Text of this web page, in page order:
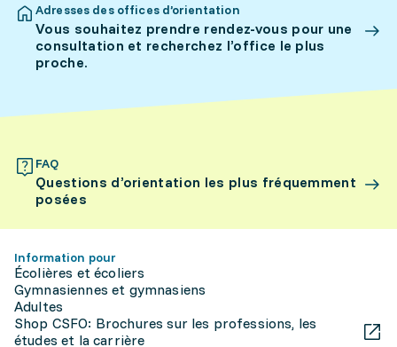
Adresses des offices d’orientation
Vous souhaitez prendre rendez-vous pour une
consultation et recherchez l’office le plus
proche.
FAQ
Questions d’orientation les plus fréquemment
posées
Information pour
Écolières et écoliers
Gymnasiennes et gymnasiens
Adultes
Shop CSFO: Brochures sur les professions, les
études et la carrière